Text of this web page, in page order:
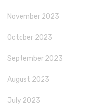
November 2023
October 2023
September 2023
August 2023
July 2023